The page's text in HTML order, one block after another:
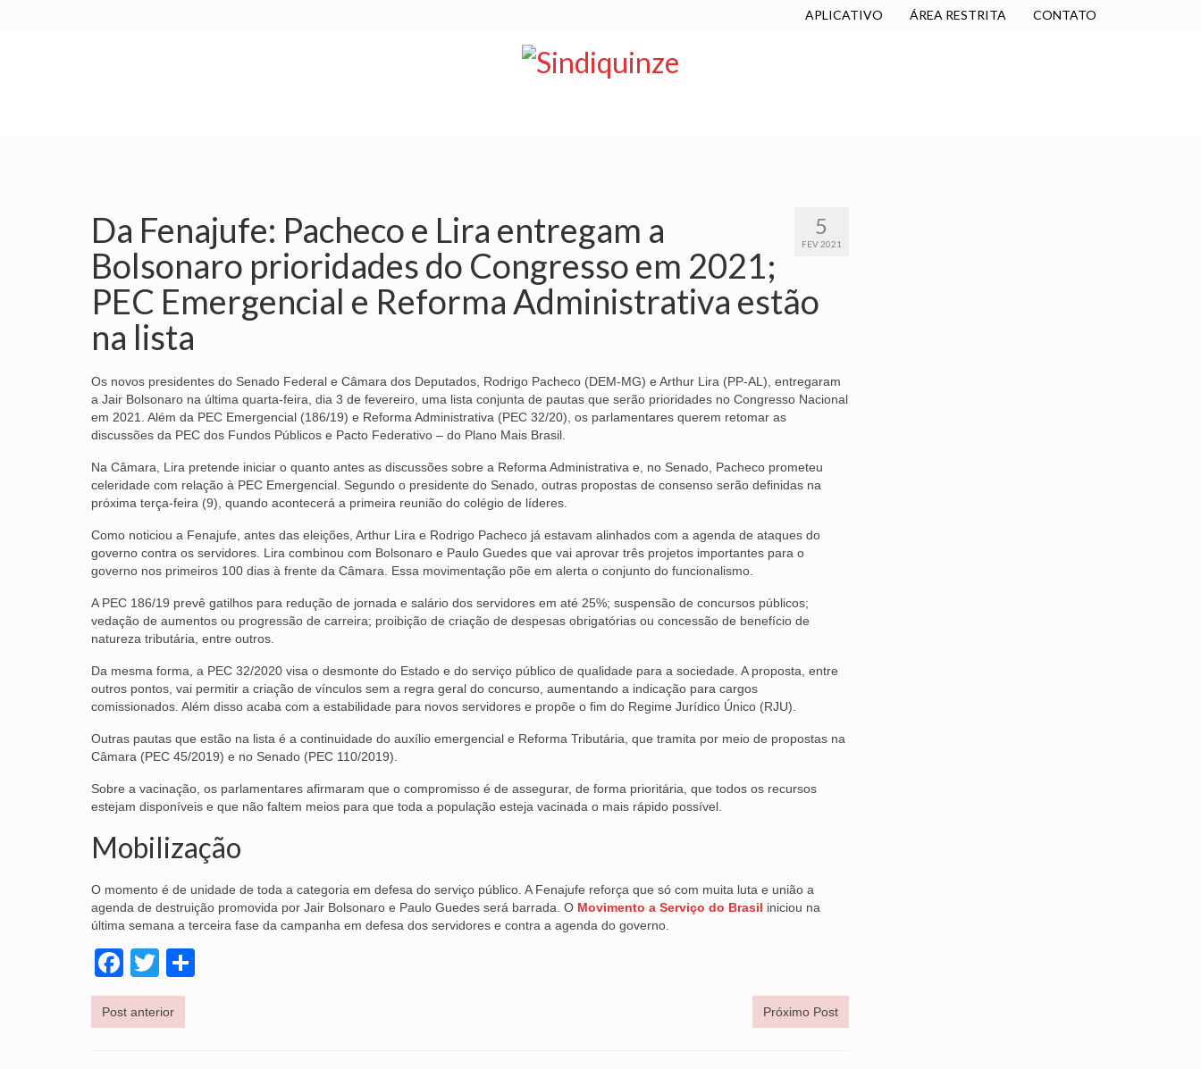
APLICATIVO ÁREA RESTRITA CONTATO
5
FEV 2021
Da Fenajufe: Pacheco e Lira entregam a
Bolsonaro prioridades do Congresso em 2021;
PEC Emergencial e Reforma Administrativa estão
na lista
Os novos presidentes do Senado Federal e Câmara dos Deputados, Rodrigo Pacheco (DEM-MG) e Arthur Lira (PP-AL), entregaram
a Jair Bolsonaro na última quarta-feira, dia 3 de fevereiro, uma lista conjunta de pautas que serão prioridades no Congresso Nacional
em 2021. Além da PEC Emergencial (186/19) e Reforma Administrativa (PEC 32/20), os parlamentares querem retomar as
discussões da PEC dos Fundos Públicos e Pacto Federativo – do Plano Mais Brasil.
Na Câmara, Lira pretende iniciar o quanto antes as discussões sobre a Reforma Administrativa e, no Senado, Pacheco prometeu
celeridade com relação à PEC Emergencial. Segundo o presidente do Senado, outras propostas de consenso serão definidas na
próxima terça-feira (9), quando acontecerá a primeira reunião do colégio de líderes.
Como noticiou a Fenajufe, antes das eleições, Arthur Lira e Rodrigo Pacheco já estavam alinhados com a agenda de ataques do
governo contra os servidores. Lira combinou com Bolsonaro e Paulo Guedes que vai aprovar três projetos importantes para o
governo nos primeiros 100 dias à frente da Câmara. Essa movimentação põe em alerta o conjunto do funcionalismo.
A PEC 186/19 prevê gatilhos para redução de jornada e salário dos servidores em até 25%; suspensão de concursos públicos;
vedação de aumentos ou progressão de carreira; proibição de criação de despesas obrigatórias ou concessão de benefício de
natureza tributária, entre outros.
Da mesma forma, a PEC 32/2020 visa o desmonte do Estado e do serviço público de qualidade para a sociedade. A proposta, entre
outros pontos, vai permitir a criação de vínculos sem a regra geral do concurso, aumentando a indicação para cargos
comissionados. Além disso acaba com a estabilidade para novos servidores e propõe o fim do Regime Jurídico Único (RJU).
Outras pautas que estão na lista é a continuidade do auxílio emergencial e Reforma Tributária, que tramita por meio de propostas na
Câmara (PEC 45/2019) e no Senado (PEC 110/2019).
Sobre a vacinação, os parlamentares afirmaram que o compromisso é de assegurar, de forma prioritária, que todos os recursos
estejam disponíveis e que não faltem meios para que toda a população esteja vacinada o mais rápido possível.
Mobilização
O momento é de unidade de toda a categoria em defesa do serviço público. A Fenajufe reforça que só com muita luta e união a
agenda de destruição promovida por Jair Bolsonaro e Paulo Guedes será barrada. O Movimento a Serviço do Brasil iniciou na
última semana a terceira fase da campanha em defesa dos servidores e contra a agenda do governo.
Facebook
Twitter
Post anterior Próximo Post